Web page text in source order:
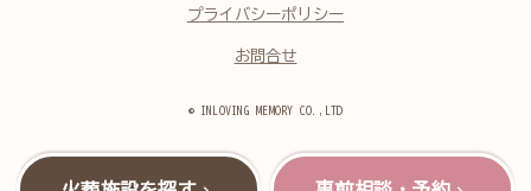
プライバシーポリシー
お問合せ
© INLOVING MEMORY CO.,LTD